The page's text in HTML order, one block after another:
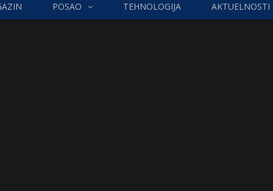
POSAO TEHNOLOGIJA AKTUELNOSTI